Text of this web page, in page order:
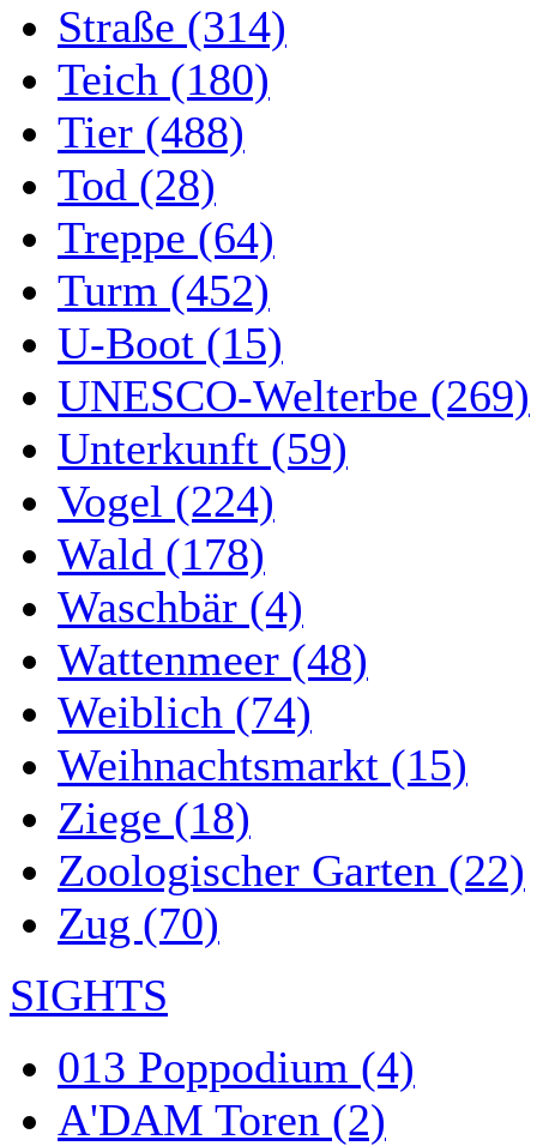
Straße (314)
Teich (180)
Tier (488)
Tod (28)
Treppe (64)
Turm (452)
U-Boot (15)
UNESCO-Welterbe (269)
Unterkunft (59)
Vogel (224)
Wald (178)
Waschbär (4)
Wattenmeer (48)
Weiblich (74)
Weihnachtsmarkt (15)
Ziege (18)
Zoologischer Garten (22)
Zug (70)
SIGHTS
013 Poppodium (4)
A'DAM Toren (2)